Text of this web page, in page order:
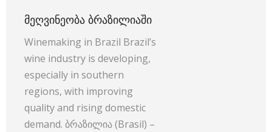
ᲛᲔᲦᲕᲘᲜᲔᲝᲑᲐ ᲑᲠᲐᲖᲘᲚᲘᲐᲨᲘ
Winemaking in Brazil Brazil’s
wine industry is developing,
especially in southern
regions, with improving
quality and rising domestic
demand. ბრაზილია (Brasil) –